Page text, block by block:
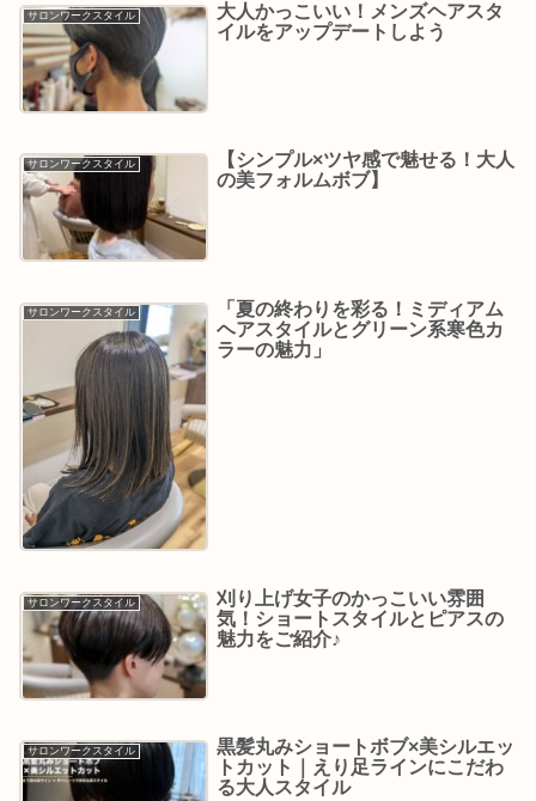
サロンワークスタイル
大人かっこいい！メンズヘアスタ
イルをアップデートしよう
サロンワークスタイル
【シンプル×ツヤ感で魅せる！大人
の美フォルムボブ】
サロンワークスタイル
「夏の終わりを彩る！ミディアム
ヘアスタイルとグリーン系寒色カ
ラーの魅力」
サロンワークスタイル
刈り上げ女子のかっこいい雰囲
気！ショートスタイルとピアスの
魅力をご紹介♪
サロンワークスタイル
黒髪丸みショートボブ×美シルエッ
トカット｜えり足ラインにこだわ
る大人スタイル